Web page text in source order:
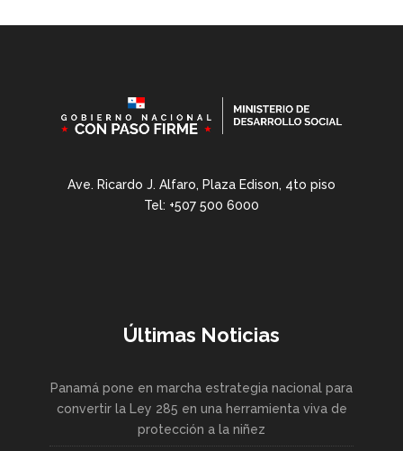
Ave. Ricardo J. Alfaro, Plaza Edison, 4to piso
Tel: +507 500 6000
Últimas Noticias
Panamá pone en marcha estrategia nacional para
convertir la Ley 285 en una herramienta viva de
protección a la niñez